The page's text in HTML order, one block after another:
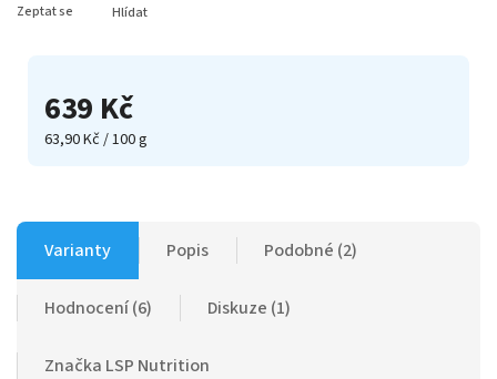
639 Kč
63,90 Kč / 100 g
Zeptat se Hlídat
Varianty Popis Podobné (2)
Hodnocení (6) Diskuze (1)
Značka LSP Nutrition